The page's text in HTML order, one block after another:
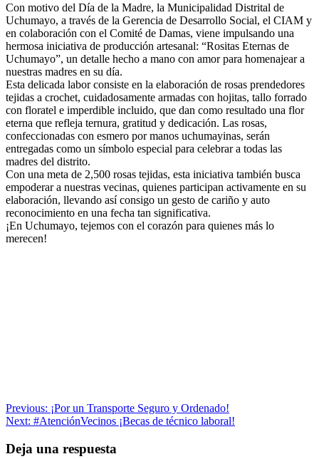
Con motivo del Día de la Madre, la Municipalidad Distrital de
Uchumayo, a través de la Gerencia de Desarrollo Social, el CIAM y
en colaboración con el Comité de Damas, viene impulsando una
hermosa iniciativa de producción artesanal: “Rositas Eternas de
Uchumayo”, un detalle hecho a mano con amor para homenajear a
nuestras madres en su día.
Esta delicada labor consiste en la elaboración de rosas prendedores
tejidas a crochet, cuidadosamente armadas con hojitas, tallo forrado
con floratel e imperdible incluido, que dan como resultado una flor
eterna que refleja ternura, gratitud y dedicación. Las rosas,
confeccionadas con esmero por manos uchumayinas, serán
entregadas como un símbolo especial para celebrar a todas las
madres del distrito.
Con una meta de 2,500 rosas tejidas, esta iniciativa también busca
empoderar a nuestras vecinas, quienes participan activamente en su
elaboración, llevando así consigo un gesto de cariño y auto
reconocimiento en una fecha tan significativa.
¡En Uchumayo, tejemos con el corazón para quienes más lo
merecen!
Navegación
de
entradas
Previous: ¡Por un Transporte Seguro y Ordenado!
Next: #AtenciónVecinos ¡Becas de técnico laboral!
Deja una respuesta